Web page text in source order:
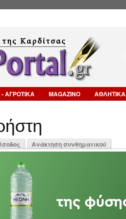
ΑΓΡΟΤΙΚΑ MAGAZINO ΑΘΛΗΤΙΚΑ
Ανάκτηση συνθηματικού